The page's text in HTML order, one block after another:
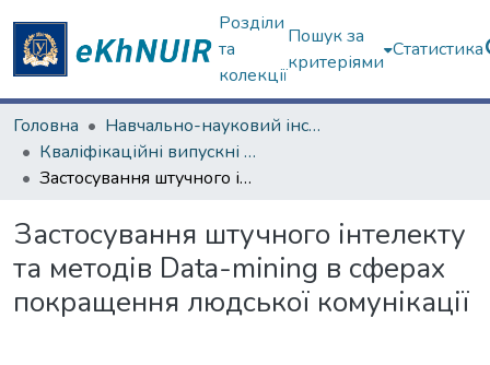
Розділи
та
колекції
Пошук за
критеріями
Статистика
Головна
Навчально-науковий інститут "Каразінський банківський інститут"
Кваліфікаційні випускні роботи бакалаврів. ННІ "Каразінський банківський інститут"
Застосування штучного інтелекту та методів Data-mining в сферах покращення людської комунікації
Застосування штучного інтелекту
та методів Data-mining в сферах
покращення людської комунікації